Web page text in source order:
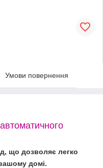
Умови повернення
що дозволяє легко
домі.